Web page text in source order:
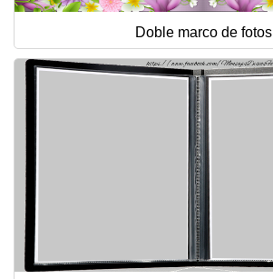
Doble marco de fotos